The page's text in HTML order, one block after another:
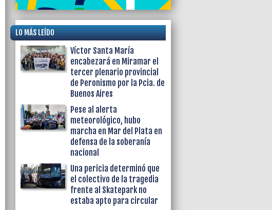
LO MÁS LEÍDO
Víctor Santa María
encabezará en Miramar el
tercer plenario provincial
de Peronismo por la Pcia. de
Buenos Aires
Pese al alerta
meteorológico, hubo
marcha en Mar del Plata en
defensa de la soberanía
nacional
Una pericia determinó que
el colectivo de la tragedia
frente al Skatepark no
estaba apto para circular